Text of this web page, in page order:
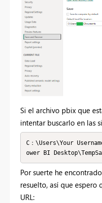
Si el archivo pbix que
intentar buscarlo en las
C：\Users\Your
ower BI
Por suerte he
resuelto, así que espero
URL: